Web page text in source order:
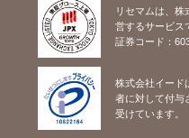
リセマムは、株
営するサービス
証券コード：
株式会社イード
者に対して付与
受けています。